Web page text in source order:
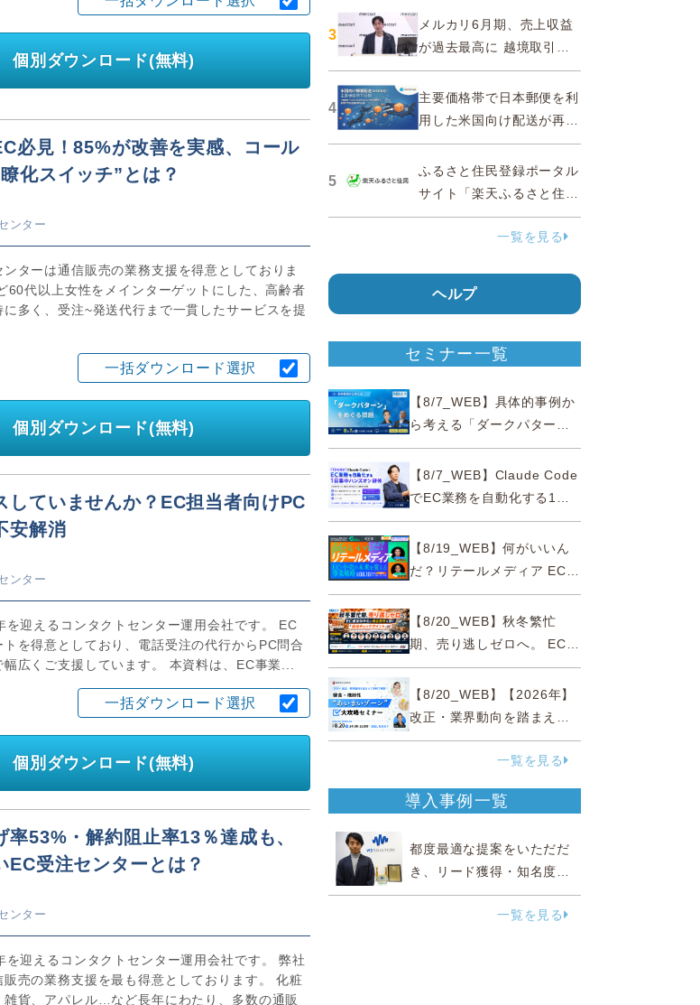
個別ダウンロード(無料)
必見！85%が改善を実感、コール
化スイッチ”とは？
ンター
ターは通信販売の業務支援を得意としておりま
60代以上女性をメインターゲットにした、高齢者
多く、受注~発送代行まで一貫したサービスを提
一括ダウンロード選択
個別ダウンロード(無料)
していませんか？EC担当者向けPC
安解消
ンター
を迎えるコンタクトセンター運用会社です。 EC
を得意としており、電話受注の代行からPC問合
広くご支援しています。 本資料は、EC事業...
一括ダウンロード選択
個別ダウンロード(無料)
率53%・解約阻止率13％達成も、
EC受注センターとは？
ンター
を迎えるコンタクトセンター運用会社です。 弊社
販売の業務支援を最も得意としております。 化粧
雑貨、アパレル…など長年にわたり、多数の通販
山通運
3
メルカリ6月期、売上収益
が過去最高に 越境取引が
急成長
4
主要価格帯で日本郵便を利
用した米国向け配送が再
開、DDPソリューションと
API連携…ZenGroup
5
ふるさと住民登録ポータル
サイト「楽天ふるさと住
民」を2027年春に開設
一覧を見る
ヘルプ
セミナー一覧
【8/7_WEB】具体的事例か
ら考える「ダークパター
ン」をめぐる問題【薬事法
広告研究所×通販通信
ECMO】
【8/7_WEB】Claude Code
でEC業務を自動化する1日
集中ハンズオン研修【10名
限定・東京三田】
【8/19_WEB】何がいいん
だ？リテールメディア EC・
小売の未来を変える事業戦
略【8/20_WEB】秋冬繁忙
期、売り逃しゼロへ。 EC運
営効率化と機会損失を防ぐ
『直前チェックポイント』
【8/20_WEB】【2026年】
改正・業界動向を踏まえて
事例で理解 健食・機能
性“あいまいゾーン”大攻略セ
一覧を見る
導入事例一覧
都度最適な提案をいただだ
き、リード獲得・知名度向
上に効果実感
一覧を見る